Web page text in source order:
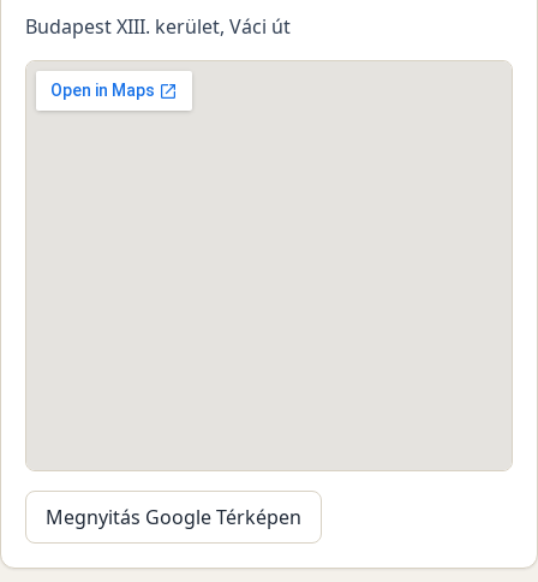
Budapest XIII. kerület, Váci út
Megnyitás Google Térképen